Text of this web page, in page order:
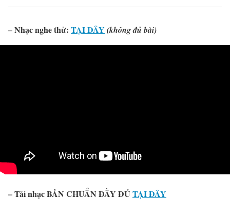
– Nhạc nghe thử: TẠI ĐÂY (không đủ bài)
– Tải nhạc BẢN CHUẨN ĐẦY ĐỦ TẠI ĐÂY